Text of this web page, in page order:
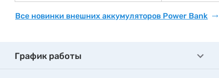
Все новинки внешних аккумуляторов Power Bank
График работы